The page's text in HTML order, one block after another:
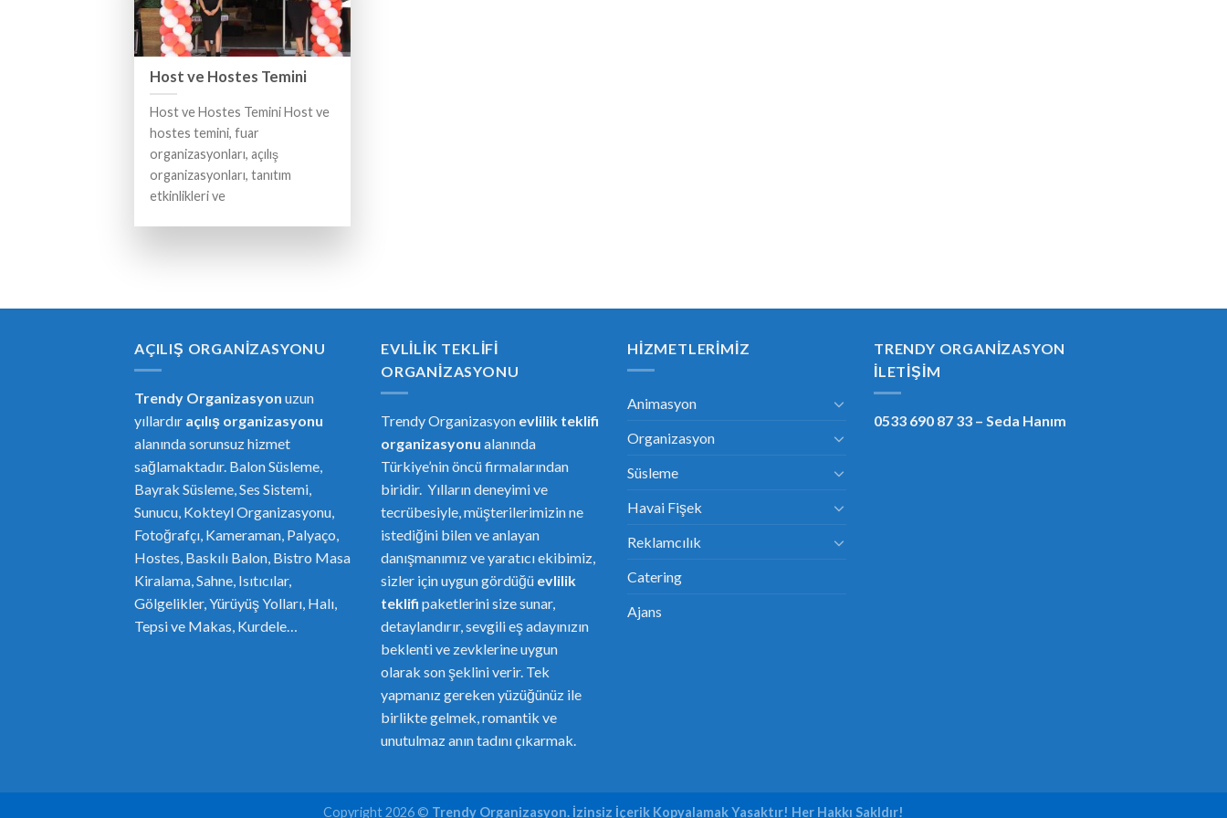
Host ve Hostes Temini
Host ve Hostes Temini Host ve
hostes temini, fuar
organizasyonları, açılış
organizasyonları, tanıtım
etkinlikleri ve
AÇILIŞ ORGANIZASYONU
Trendy Organizasyon uzun
yıllardır açılış organizasyonu
alanında sorunsuz hizmet
sağlamaktadır. Balon Süsleme,
Bayrak Süsleme, Ses Sistemi,
Sunucu, Kokteyl Organizasyonu,
Fotoğrafçı, Kameraman, Palyaço,
Hostes, Baskılı Balon, Bistro Masa
Kiralama, Sahne, Isıtıcılar,
Gölgelikler, Yürüyüş Yolları, Halı,
Tepsi ve Makas, Kurdele…
EVLILIK TEKLIFI
ORGANIZASYONU
Trendy Organizasyon evlilik teklifi
organizasyonu alanında
Türkiye’nin öncü firmalarından
biridir. Yılların deneyimi ve
tecrübesiyle, müşterilerimizin ne
istediğini bilen ve anlayan
danışmanımız ve yaratıcı ekibimiz,
sizler için uygun gördüğü evlilik
teklifi paketlerini size sunar,
detaylandırır, sevgili eş adayınızın
beklenti ve zevklerine uygun
olarak son şeklini verir. Tek
yapmanız gereken yüzüğünüz ile
birlikte gelmek, romantik ve
unutulmaz anın tadını çıkarmak.
HIZMETLERIMIZ
Animasyon
Organizasyon
Süsleme
Havai Fişek
Reklamcılık
Catering
Ajans
TRENDY ORGANIZASYON
İLETIŞIM
0533 690 87 33 – Seda Hanım
Copyright 2026 © Trendy Organizasyon. İzinsiz İçerik Kopyalamak Yasaktır! Her Hakkı Sakldır!